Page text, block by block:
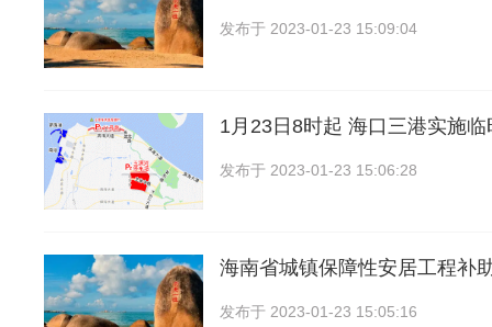
发布于 2023-01-23 15:09:04
1月23日8时起 海口三港实施
发布于 2023-01-23 15:06:28
海南省城镇保障性安居工程补
发布于 2023-01-23 15:05:16